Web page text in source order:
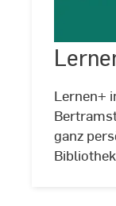
©
und
Lernen+
ganz